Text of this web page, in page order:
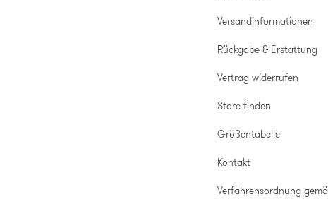
Versandinformationen
Rückgabe & Erstattung
Vertrag widerrufen
Store finden
Größentabelle
Kontakt
Verfahrensordnung